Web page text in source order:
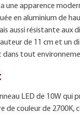
une apparence
en aluminium de
aussi résistante aux
de 11 cm et un
tout
LED de 10W qui
de couleur de 2700K,